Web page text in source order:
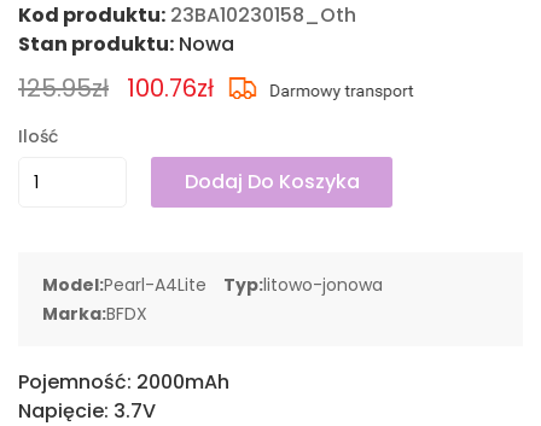
Kod produktu: 23BA10230158_Oth
Stan produktu: Nowa
125.95zł 100.76zł
Ilość
Dodaj Do Koszyka
Model:Pearl-A4Lite Typ:litowo-jonowa
Marka:BFDX
Pojemność: 2000mAh
Napięcie: 3.7V